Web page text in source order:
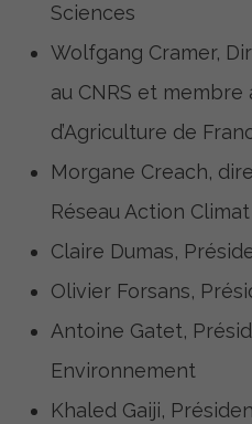
Sciences
Wolfgang Cramer,
au CNRS et membre
d’Agriculture de
Morgane Creach,
Réseau Action Climat
Claire Dumas,
Olivier Forsans,
Antoine Gatet,
Environnement
Khaled Gaiji,